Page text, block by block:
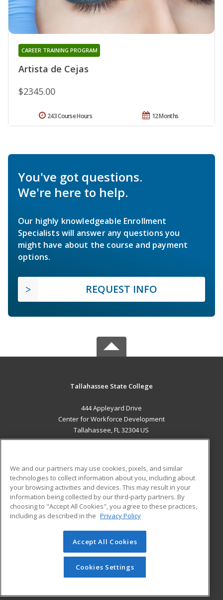
Artista de Cejas
CAREER TRAINING PROGRAM
$2345.00
12 Months
243 Course Hours
You've got questions.
We're here to help.
Our highly knowledgeable Enrollment
Specialists will answer any questions you
might have about the course and payment
options.
REQUEST INFO
Tallahassee State College
444 Appleyard Drive
Center for Workforce Development
Tallahassee, FL 32304 US
ADDITIONAL RESOURCES
Military
Financial Assistance
Help
Student Blog
© 2026 ed2go, a division of Cengage Learning. All rights
reserved. The material on this site cannot be reproduced or
redistributed unless you have obtained prior written
permission from Cengage Learning.Privacy Policy
We and our partners may use cookies, pixels, and similar
technologies to collect information about you, including about
your browsing activities and devices. This may result in your
information being collected by our third-party partners. By
choosing to "Accept All Cookies", you agree to these practices,
including as described in the Privacy Policy
Accept All Cookies
Cookies Settings